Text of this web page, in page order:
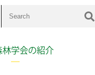
林学会の紹介